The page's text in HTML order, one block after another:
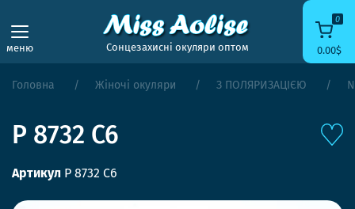
меню Сонцезахисні окуляри оптом
0
0.00$
Головна Жіночі окуляри З ПОЛЯРИЗАЦІЄЮ
P 8732 C6
Артикул P 8732 C6